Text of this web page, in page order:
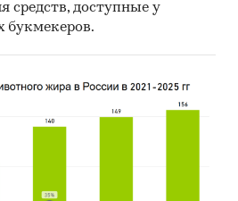
средств, доступные у
букмекеров.